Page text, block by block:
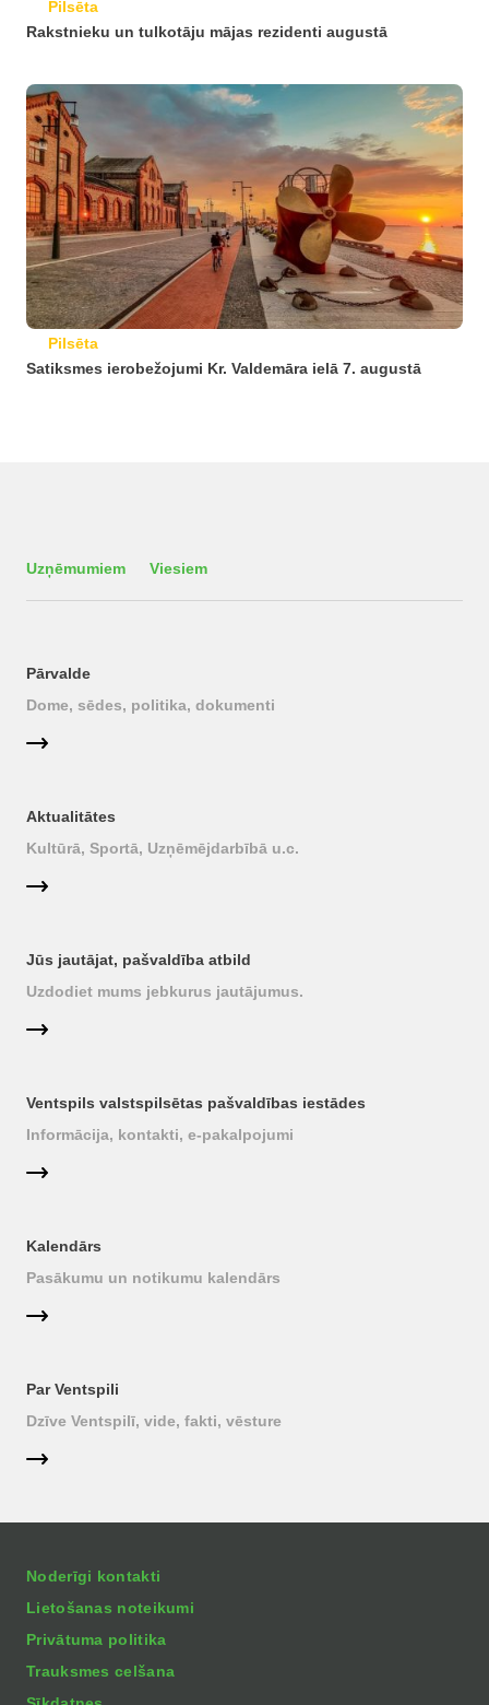
Pilsēta
Rakstnieku un tulkotāju mājas rezidenti augustā
Pilsēta
Satiksmes ierobežojumi Kr. Valdemāra ielā 7. augustā
Uzņēmumiem Viesiem
Pārvalde
Dome, sēdes, politika, dokumenti
Aktualitātes
Kultūrā, Sportā, Uzņēmējdarbībā u.c.
Jūs jautājat, pašvaldība atbild
Uzdodiet mums jebkurus jautājumus.
Ventspils valstspilsētas pašvaldības iestādes
Informācija, kontakti, e-pakalpojumi
Kalendārs
Pasākumu un notikumu kalendārs
Par Ventspili
Dzīve Ventspilī, vide, fakti, vēsture
Noderīgi kontakti
Lietošanas noteikumi
Privātuma politika
Trauksmes celšana